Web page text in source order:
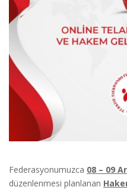
Federasyonumuzca 08 – 09
düzenlenmesi planlanan